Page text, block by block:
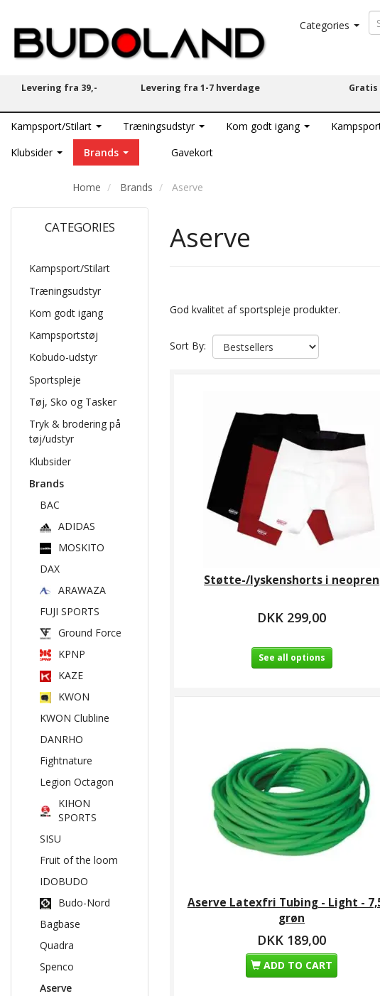
Categories
Levering fra 39,- Levering fra 1-7 hverdage
Kampsport/Stilart Træningsudstyr Kom godt igang
Klubsider
Brands Gavekort
Home Brands Aserve
CATEGORIES
Kampsport/Stilart
Træningsudstyr
Kom godt igang
Kampsportstøj
Kobudo-udstyr
Sportspleje
Tøj, Sko og Tasker
Tryk & brodering på
tøj/udstyr
Klubsider
Brands
BAC
ADIDAS
MOSKITO
DAX
ARAWAZA
FUJI SPORTS
Ground Force
KPNP
KAZE
KWON
KWON Clubline
DANRHO
Fightnature
Legion Octagon
KIHON
SPORTS
SISU
Fruit of the loom
IDOBUDO
Budo-Nord
Bagbase
Quadra
Spenco
Aserve
Aserve
God kvalitet af sportspleje produkter.
Sort By:
Støtte-/lyskenshorts i neopren
DKK 299,00
See all options
Aserve Latexfri Tubing - Light -
grøn
DKK 189,00
ADD TO CART